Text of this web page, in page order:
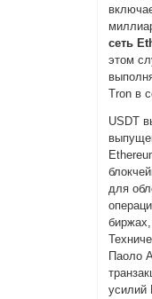
сеть
этом
Tron в
USDT
для
Паоло
усилий